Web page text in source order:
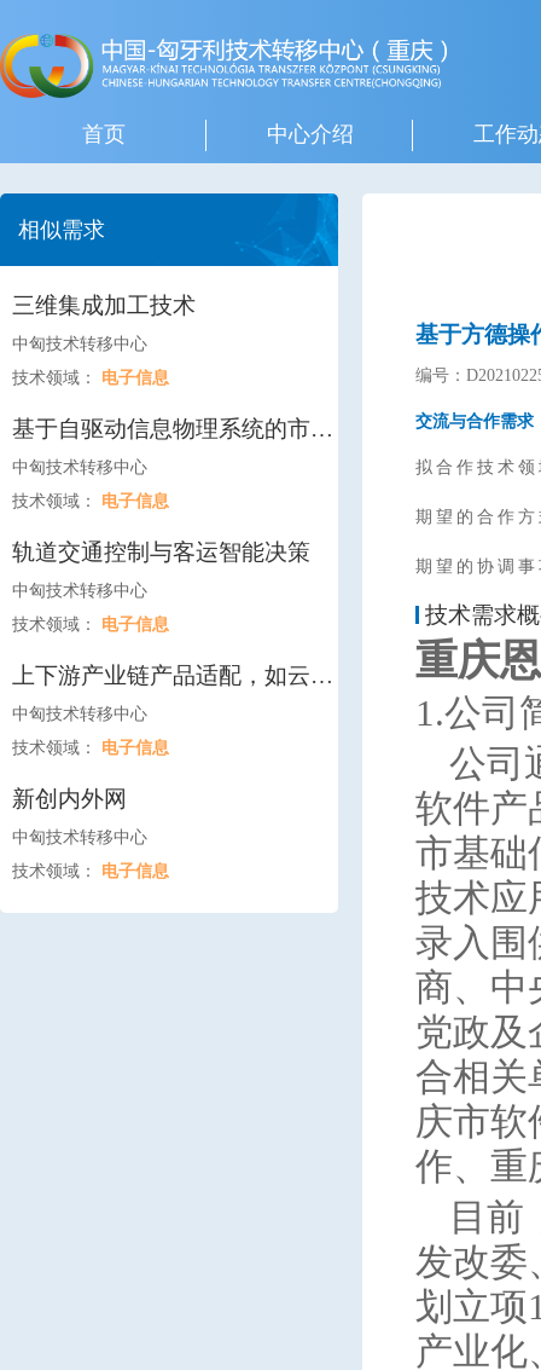
首页 中心介绍 工作
基于方德操
编号：
交流与合作需求
拟合作技术
期望的合作
期望的协调
技术需求
重庆
1.公司
公司
软件产
市基础
技术应
录入围
商、中
党政及
合相关
庆市软
作、重
目前
发改委
划立项
产业化
相似需求
三维集成加工技术
中匈技术转移中心
技术领域： 电子信息
基于自驱动信息物理系统的市政
基础设施监控与维护研究
中匈技术转移中心
技术领域： 电子信息
轨道交通控制与客运智能决策
中匈技术转移中心
技术领域： 电子信息
上下游产业链产品适配，如云平
台服务、操作系统、服务器主
机、芯片、数据库、办公软件等
中匈技术转移中心
技术领域： 电子信息
新创内外网
中匈技术转移中心
技术领域： 电子信息